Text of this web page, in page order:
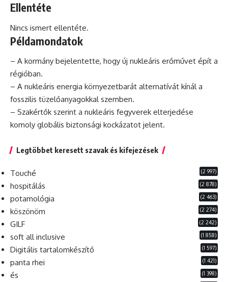
Ellentéte
Nincs ismert ellentéte.
Példamondatok
– A kormány bejelentette, hogy új nukleáris erőművet épít a
régióban.
– A nukleáris energia környezetbarát alternatívát kínál a
fosszilis tüzelőanyagokkal szemben.
– Szakértők szerint a nukleáris fegyverek elterjedése
komoly globális biztonsági kockázatot jelent.
Legtöbbet keresett szavak és kifejezések
Touché (2 997)
hospitálás (2 878)
potamológia (2 463)
köszönöm (2 274)
GILF (2 242)
soft all inclusive (1 858)
Digitális tartalomkészítő (1 597)
panta rhei (1 421)
és (1 398)